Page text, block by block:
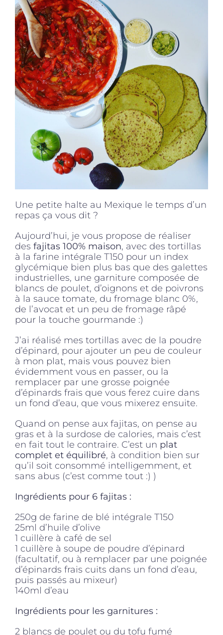
Produits sains
Click and collect
Traiteur
Accessoires
Une petite halte au Mexique le temps d’un
repas ça vous dit ?
Aujourd’hui, je vous propose de réaliser
des fajitas 100% maison, avec des tortillas
à la farine intégrale T150 pour un index
glycémique bien plus bas que des galettes
industrielles, une garniture composée de
blancs de poulet, d’oignons et de poivrons
à la sauce tomate, du fromage blanc 0%,
de l’avocat et un peu de fromage râpé
pour la touche gourmande :)
J’ai réalisé mes tortillas avec de la poudre
d’épinard, pour ajouter un peu de couleur
à mon plat, mais vous pouvez bien
évidemment vous en passer, ou la
remplacer par une grosse poignée
d’épinards frais que vous ferez cuire dans
un fond d’eau, que vous mixerez ensuite.
Quand on pense aux fajitas, on pense au
gras et à la surdose de calories, mais c’est
en fait tout le contraire. C’est un plat
complet et équilibré, à condition bien sur
qu’il soit consommé intelligemment, et
sans abus (c’est comme tout :) )
Ingrédients pour 6 fajitas :
250g de farine de blé intégrale T150
25ml d’huile d’olive
1 cuillère à café de sel
1 cuillère à soupe de poudre d’épinard
(facultatif, ou à remplacer par une poignée
d’épinards frais cuits dans un fond d’eau,
puis passés au mixeur)
140ml d’eau
Ingrédients pour les garnitures :
2 blancs de poulet ou du tofu fumé